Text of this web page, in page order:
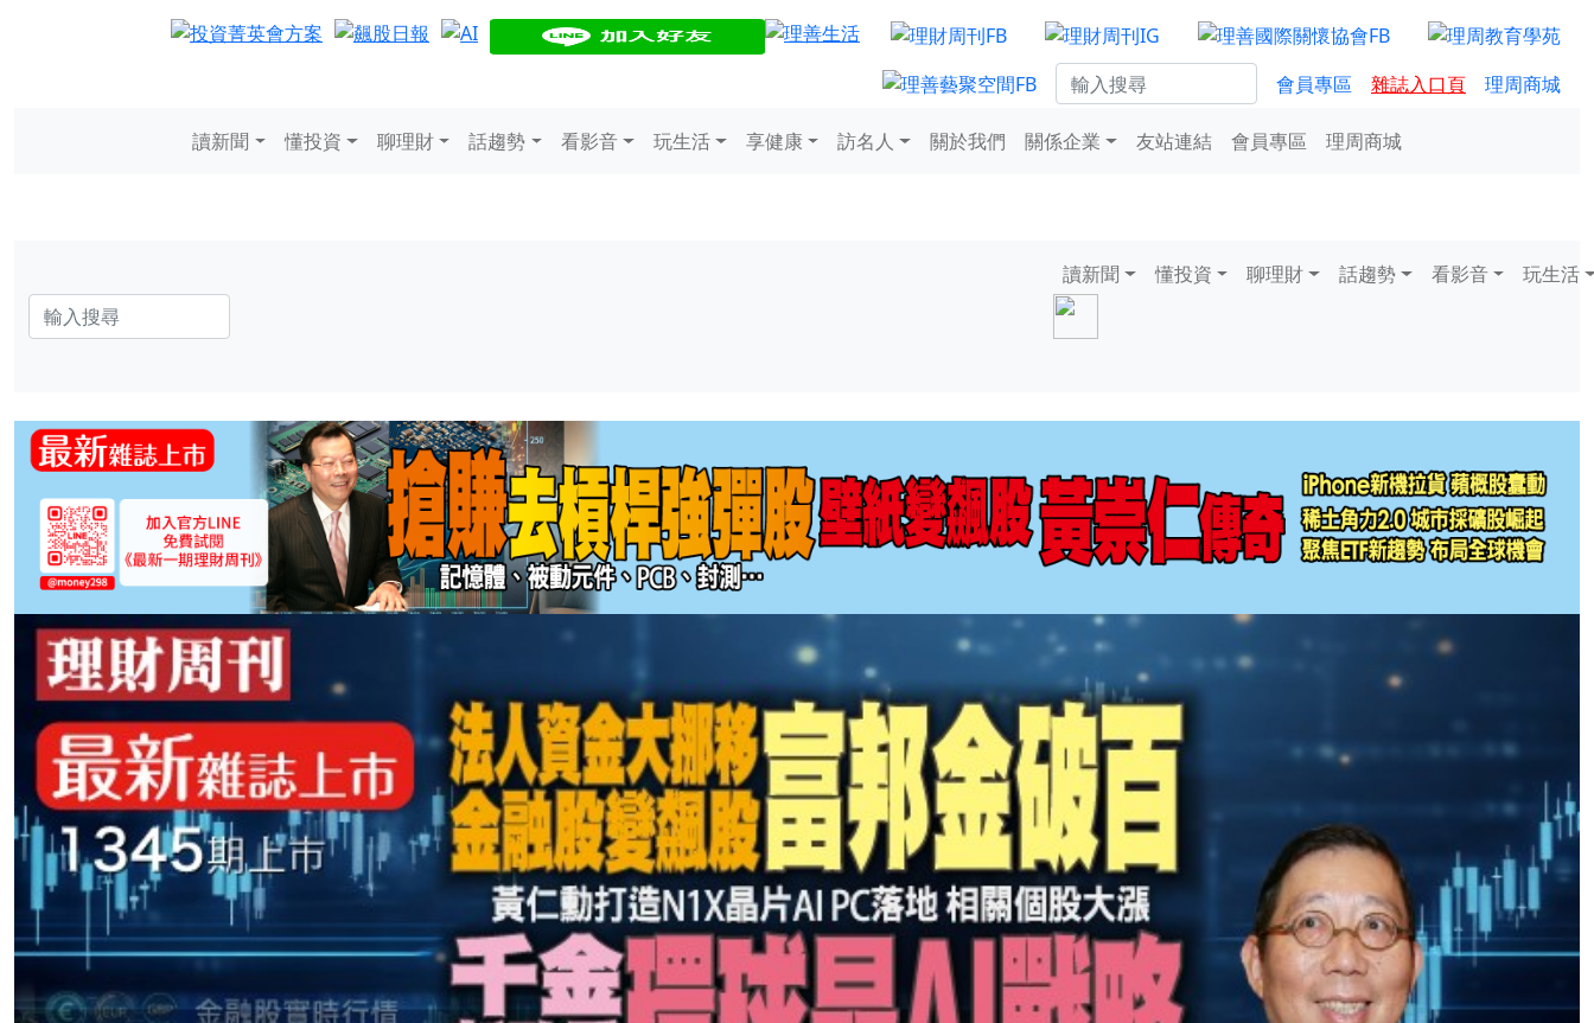
會員專區 雜誌入口頁 理周商城
讀新聞 懂投資 聊理財 話趨勢 看影音 玩生活 享健康 訪名人 關於我們 關係企業 友站連結 會員專區 理周商城
讀新聞 懂投資 聊理財 話趨勢 看影音 玩生活